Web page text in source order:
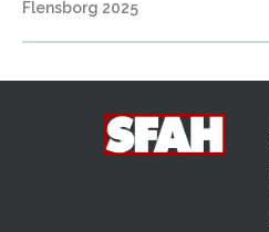
Flensborg 2025